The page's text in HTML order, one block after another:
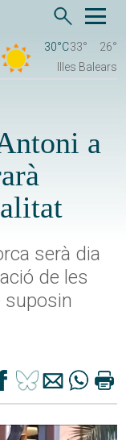
30°C33°
26°
Illes Balears
a
serà dia
de les